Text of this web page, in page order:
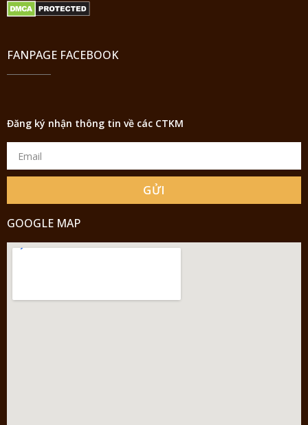
FANPAGE FACEBOOK
Đăng ký nhận thông tin về các CTKM
GỬI
GOOGLE MAP